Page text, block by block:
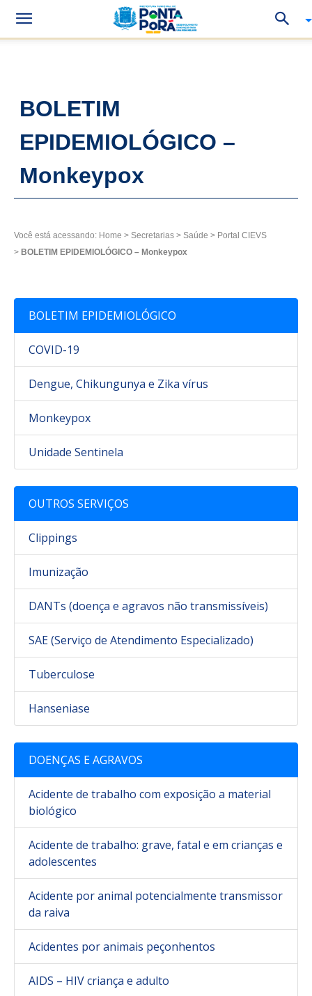
BOLETIM
EPIDEMIOLÓGICO –
Monkeypox
Você está acessando: Home > Secretarias > Saúde > Portal CIEVS
> BOLETIM EPIDEMIOLÓGICO – Monkeypox
BOLETIM EPIDEMIOLÓGICO
COVID-19
Dengue, Chikungunya e Zika vírus
Monkeypox
Unidade Sentinela
OUTROS SERVIÇOS
Clippings
Imunização
DANTs (doença e agravos não transmissíveis)
SAE (Serviço de Atendimento Especializado)
Tuberculose
Hanseniase
DOENÇAS E AGRAVOS
Acidente de trabalho com exposição a material
biológico
Acidente de trabalho: grave, fatal e em crianças e
adolescentes
Acidente por animal potencialmente transmissor
da raiva
Acidentes por animais peçonhentos
AIDS – HIV criança e adulto